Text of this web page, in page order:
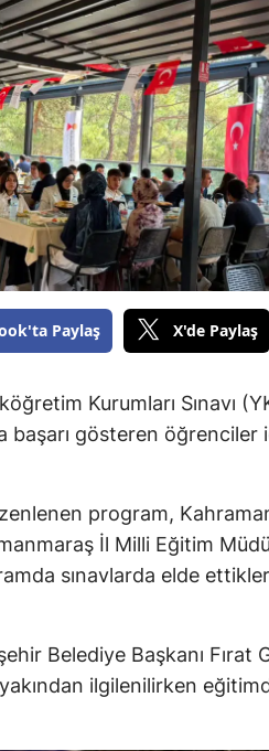
Paylaş X'de Paylaş
Kurumları Sınavı
başarı gösteren
program,
İl Milli Eğitim
sınavlarda elde
Belediye Başkanı Fırat
ilgilenilirken